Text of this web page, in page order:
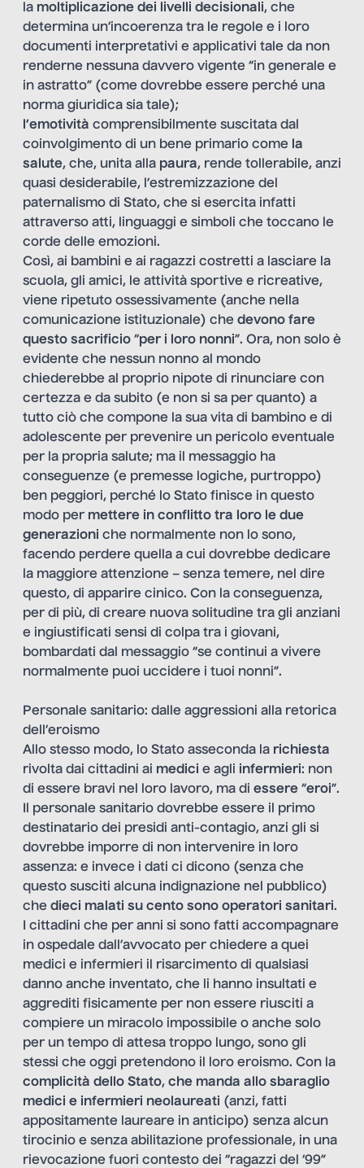
la moltiplicazione dei livelli decisionali, che
determina un’incoerenza tra le regole e i loro
documenti interpretativi e applicativi tale da non
renderne nessuna davvero vigente “in generale e
in astratto” (come dovrebbe essere perché una
norma giuridica sia tale);
l’emotività comprensibilmente suscitata dal
coinvolgimento di un bene primario come la
salute, che, unita alla paura, rende tollerabile, anzi
quasi desiderabile, l’estremizzazione del
paternalismo di Stato, che si esercita infatti
attraverso atti, linguaggi e simboli che toccano le
corde delle emozioni.
Così, ai bambini e ai ragazzi costretti a lasciare la
scuola, gli amici, le attività sportive e ricreative,
viene ripetuto ossessivamente (anche nella
comunicazione istituzionale) che devono fare
questo sacrificio “per i loro nonni”. Ora, non solo è
evidente che nessun nonno al mondo
chiederebbe al proprio nipote di rinunciare con
certezza e da subito (e non si sa per quanto) a
tutto ciò che compone la sua vita di bambino e di
adolescente per prevenire un pericolo eventuale
per la propria salute; ma il messaggio ha
conseguenze (e premesse logiche, purtroppo)
ben peggiori, perché lo Stato finisce in questo
modo per mettere in conflitto tra loro le due
generazioni che normalmente non lo sono,
facendo perdere quella a cui dovrebbe dedicare
la maggiore attenzione – senza temere, nel dire
questo, di apparire cinico. Con la conseguenza,
per di più, di creare nuova solitudine tra gli anziani
e ingiustificati sensi di colpa tra i giovani,
bombardati dal messaggio “se continui a vivere
normalmente puoi uccidere i tuoi nonni”.
Personale sanitario: dalle aggressioni alla retorica
dell’eroismo
Allo stesso modo, lo Stato asseconda la richiesta
rivolta dai cittadini ai medici e agli infermieri: non
di essere bravi nel loro lavoro, ma di essere “eroi”.
Il personale sanitario dovrebbe essere il primo
destinatario dei presidi anti-contagio, anzi gli si
dovrebbe imporre di non intervenire in loro
assenza: e invece i dati ci dicono (senza che
questo susciti alcuna indignazione nel pubblico)
che dieci malati su cento sono operatori sanitari.
I cittadini che per anni si sono fatti accompagnare
in ospedale dall’avvocato per chiedere a quei
medici e infermieri il risarcimento di qualsiasi
danno anche inventato, che li hanno insultati e
aggrediti fisicamente per non essere riusciti a
compiere un miracolo impossibile o anche solo
per un tempo di attesa troppo lungo, sono gli
stessi che oggi pretendono il loro eroismo. Con la
complicità dello Stato, che manda allo sbaraglio
medici e infermieri neolaureati (anzi, fatti
appositamente laureare in anticipo) senza alcun
tirocinio e senza abilitazione professionale, in una
rievocazione fuori contesto dei “ragazzi del ‘99”